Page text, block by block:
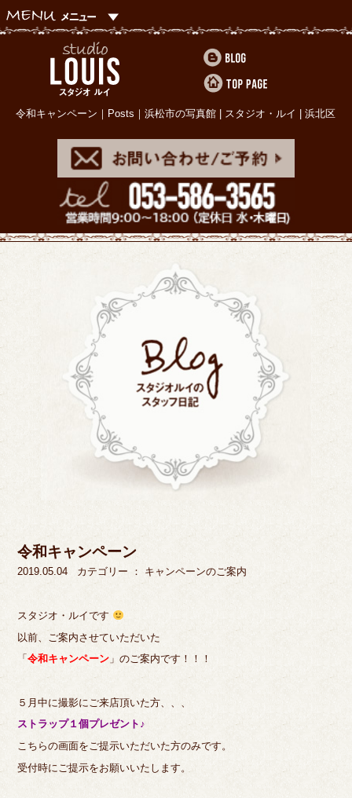
令和キャンペーン｜Posts｜浜松市の写真館 | スタジオ・ルイ | 浜北区
令和キャンペーン
2019.05.04 カテゴリー ： キャンペーンのご案内
スタジオ・ルイです
以前、ご案内させていただいた
「令和キャンペーン 」のご案内です！！！
５月中に撮影にご来店頂いた方、、、
ストラップ１個プレゼント♪
こちらの画面をご提示いただいた方のみです。
受付時にご提示をお願いいたします。